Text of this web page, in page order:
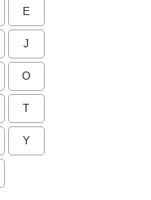
E
J
O
T
Y